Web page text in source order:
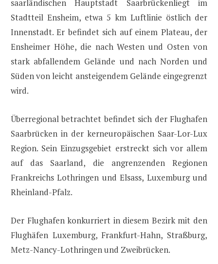
saarländischen Hauptstadt Saarbrückenliegt im
Stadtteil Ensheim, etwa 5 km Luftlinie östlich der
Innenstadt. Er befindet sich auf einem Plateau, der
Ensheimer Höhe, die nach Westen und Osten von
stark abfallendem Gelände und nach Norden und
Süden von leicht ansteigendem Gelände eingegrenzt
wird.
Überregional betrachtet befindet sich der Flughafen
Saarbrücken in der kerneuropäischen Saar-Lor-Lux
Region. Sein Einzugsgebiet erstreckt sich vor allem
auf das Saarland, die angrenzenden Regionen
Frankreichs Lothringen und Elsass, Luxemburg und
Rheinland-Pfalz.
Der Flughafen konkurriert in diesem Bezirk mit den
Flughäfen Luxemburg, Frankfurt-Hahn, Straßburg,
Metz-Nancy-Lothringen und Zweibrücken.